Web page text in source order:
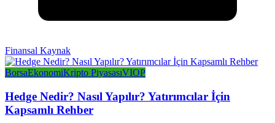
Finansal Kaynak
BorsaEkonomiKripto PiyasasıVIOP
Hedge Nedir? Nasıl Yapılır? Yatırımcılar İçin
Kapsamlı Rehber